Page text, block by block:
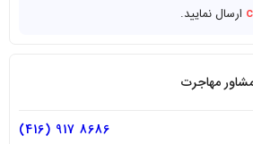
ارسال نمایید.
مشاور مهاجرت
8686 917 (416)